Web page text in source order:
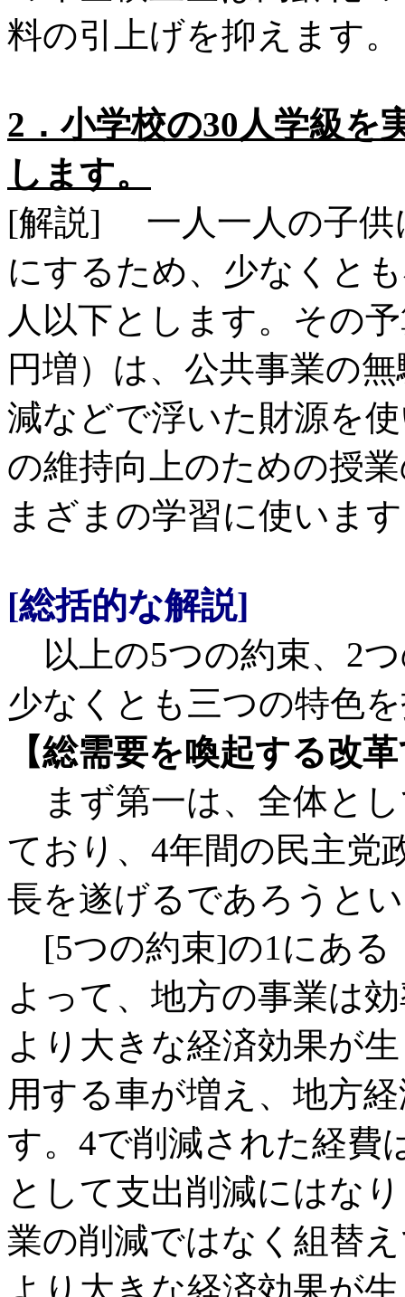
料の引上げを抑えます。
2．小学校の30人学級を
します。
[解説] 一人一人の子供
にするため、少なくと
人以下とします。その
円増）は、公共事業の
減などで浮いた財源を
の維持向上のための授
まざまの学習に使いま
[総括的な解説]
以上の5つの約束、2
少なくとも三つの特色
【総需要を喚起する改
まず第一は、全体と
ており、4年間の民主党
長を遂げるであろうと
[5つの約束]の1にある
よって、地方の事業は
より大きな経済効果が
用する車が増え、地方
す。4で削減された経費
として支出削減にはな
業の削減ではなく組替